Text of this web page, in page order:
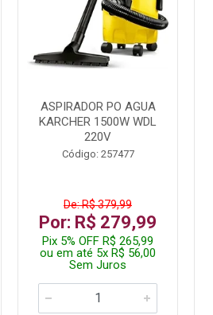
ASPIRADOR PO AGUA
KARCHER 1500W WDL
220V
Código: 257477
De: R$ 379,99
Por: R$ 279,99
Pix 5% OFF R$ 265,99
ou em até 5x R$ 56,00
Sem Juros